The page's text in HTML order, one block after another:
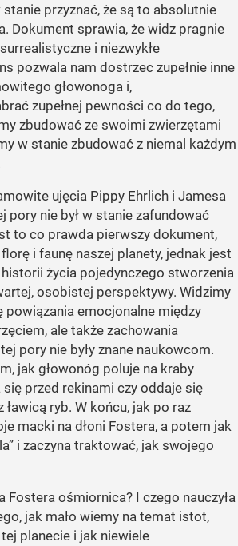
przyznać, że są to absolutnie
Dokument sprawia, że widz pragnie
i niezwykłe
pozwala nam dostrzec zupełnie inne
głowonoga i,
zupełnej pewności co do tego,
zbudować ze swoimi zwierzętami
w stanie zbudować z niemal każdym
ujęcia Pippy Ehrlich i Jamesa
pory nie był w stanie zafundować
to co prawda pierwszy dokument,
i faunę naszej planety, jednak jest
życia pojedynczego stworzenia
osobistej perspektywy. Widzimy
powiązania emocjonalne między
ale także zachowania
pory nie były znane naukowcom.
jak głowonóg poluje na kraby
się przed rekinami czy oddaje się
ławicą ryb. W końcu, jak po raz
macki na dłoni Fostera, a potem jak
i zaczyna traktować, jak swojego
Fostera ośmiornica? I czego nauczyła
jak mało wiemy na temat istot,
planecie i jak niewiele